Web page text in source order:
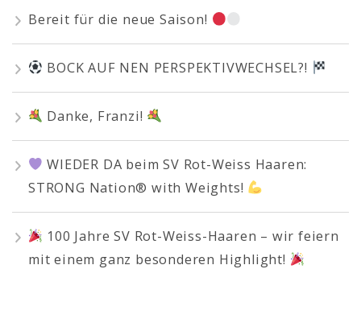
Bereit für die neue Saison!
BOCK AUF NEN PERSPEKTIVWECHSEL?!
Danke, Franzi!
WIEDER DA beim SV Rot-Weiss Haaren:
STRONG Nation® with Weights!
100 Jahre SV Rot-Weiss-Haaren – wir feiern
mit einem ganz besonderen Highlight!